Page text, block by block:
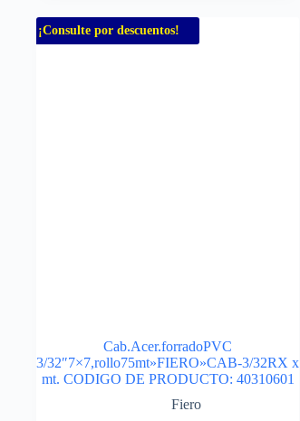
¡Consulte por descuentos!
Cab.Acer.forradoPVC
3/32″7×7,rollo75mt»FIERO»CAB-3/32RX x
mt. CODIGO DE PRODUCTO: 40310601
Fiero